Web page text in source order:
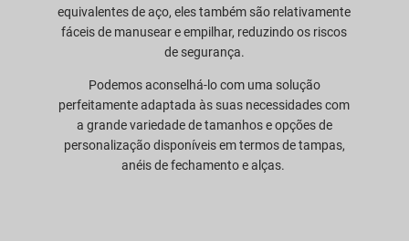
equivalentes de aço, eles também são relativamente
fáceis de manusear e empilhar, reduzindo os riscos
de segurança.
Podemos aconselhá-lo com uma solução
perfeitamente adaptada às suas necessidades com
a grande variedade de tamanhos e opções de
personalização disponíveis em termos de tampas,
anéis de fechamento e alças.